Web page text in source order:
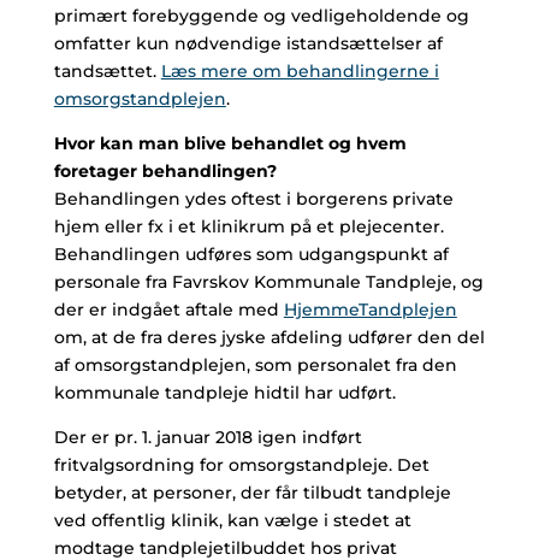
primært forebyggende og vedligeholdende og
omfatter kun nødvendige istandsættelser af
tandsættet. Læs mere om behandlingerne i
omsorgstandplejen.
Hvor kan man blive behandlet og hvem
foretager behandlingen?
Behandlingen ydes oftest i borgerens private
hjem eller fx i et klinikrum på et plejecenter.
Behandlingen udføres som udgangspunkt af
personale fra Favrskov Kommunale Tandpleje, og
der er indgået aftale med HjemmeTandplejen
om, at de fra deres jyske afdeling udfører den del
af omsorgstandplejen, som personalet fra den
kommunale tandpleje hidtil har udført.
Der er pr. 1. januar 2018 igen indført
fritvalgsordning for omsorgstandpleje. Det
betyder, at personer, der får tilbudt tandpleje
ved offentlig klinik, kan vælge i stedet at
modtage tandplejetilbuddet hos privat